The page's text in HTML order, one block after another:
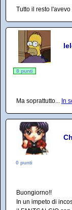
Tutto il resto
8 punti
Ma soprattutto... In
0 punti
Buongiorno!!
In un impeto di